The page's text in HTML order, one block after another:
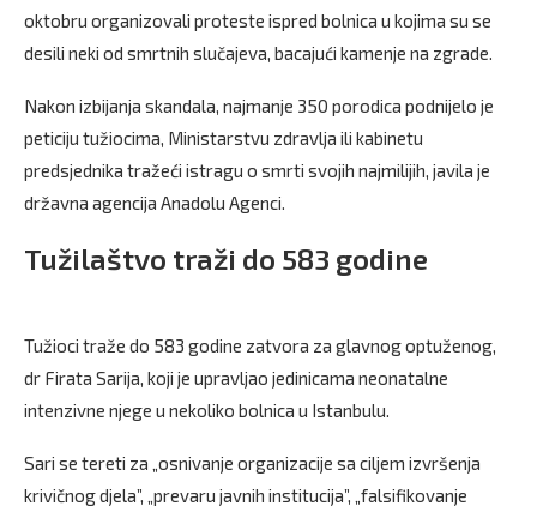
oktobru organizovali proteste ispred bolnica u kojima su se
desili neki od smrtnih slučajeva, bacajući kamenje na zgrade.
Nakon izbijanja skandala, najmanje 350 porodica podnijelo je
peticiju tužiocima, Ministarstvu zdravlja ili kabinetu
predsjednika tražeći istragu o smrti svojih najmilijih, javila je
državna agencija Anadolu Agenci.
Tužilaštvo traži do 583 godine
Tužioci traže do 583 godine zatvora za glavnog optuženog,
dr Firata Sarija, koji je upravljao jedinicama neonatalne
intenzivne njege u nekoliko bolnica u Istanbulu.
Sari se tereti za „osnivanje organizacije sa ciljem izvršenja
krivičnog djela”, „prevaru javnih institucija”, „falsifikovanje